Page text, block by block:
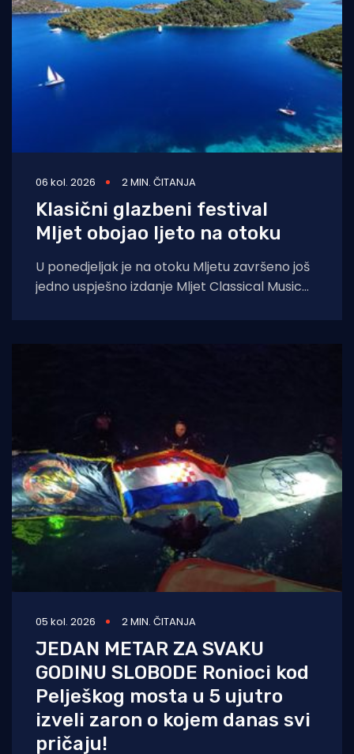
06 kol. 2026 2 MIN. ČITANJA
Klasični glazbeni festival
Mljet obojao ljeto na otoku
U ponedjeljak je na otoku Mljetu završeno još
jedno uspješno izdanje Mljet Classical Music
05 kol. 2026 2 MIN. ČITANJA
JEDAN METAR ZA SVAKU
GODINU SLOBODE Ronioci kod
Pelješkog mosta u 5 ujutro
izveli zaron o kojem danas svi
pričaju!